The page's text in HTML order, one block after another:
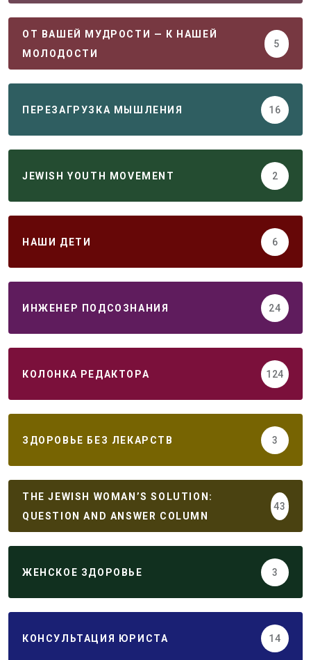
ОТ ВАШЕЙ МУДРОСТИ — К НАШЕЙ
МОЛОДОСТИ
5
ПЕРЕЗАГРУЗКА МЫШЛЕНИЯ 16
JEWISH YOUTH MOVEMENT 2
НАШИ ДЕТИ 6
ИНЖЕНЕР ПОДСОЗНАНИЯ 24
КОЛОНКА РЕДАКТОРА 124
ЗДОРОВЬЕ БЕЗ ЛЕКАРСТВ 3
THE JEWISH WOMAN’S SOLUTION:
QUESTION AND ANSWER COLUMN
43
ЖЕНСКОЕ ЗДОРОВЬЕ 3
КОНСУЛЬТАЦИЯ ЮРИСТА 14